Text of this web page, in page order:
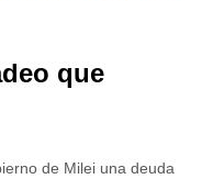
que
de Milei una deuda